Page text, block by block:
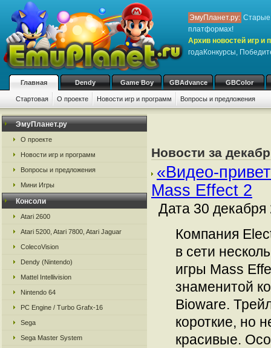
ЭмуПланет.ру: Старые
платформах!
Архив новостей игр и
годаКонкурсы,
Главная Dendy Game Boy GBAdvance GBColor
Стартовая О проекте Новости игр и программ Вопросы и предложения
ЭмуПланет.ру
О проекте
Новости игр и программ
Вопросы и предложения
Мини Игры
Консоли
Atari 2600
Atari 5200, Atari 7800, Atari Jaguar
ColecoVision
Dendy (Nintendo)
Mattel Intellivision
Nintendo 64
PC Engine / Turbo Grafx-16
Sega
Sega Master System
Новости за
«Видео-
Mass Effect 2
Дата 30 декабря
Компания
в сети
игры Mass
знаменитой
Bioware.
короткие, но
красивые.